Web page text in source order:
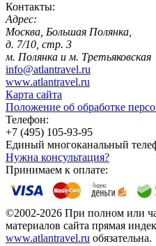
Контакты:
Адрес:
Москва, Большая Полянка,
д. 7/10, стр. 3
м. Полянка и м. Третьяковская
info@atlantravel.ru
www.atlantravel.ru
Карта сайта
Положение об обработке
Телефон:
+7 (495) 105-93-95
Единый многоканальный
Нужна консультация?
Принимаем к оплате:
©2002-2026 При полном или
материалов сайта прямая
www.atlantravel.ru обязательна.